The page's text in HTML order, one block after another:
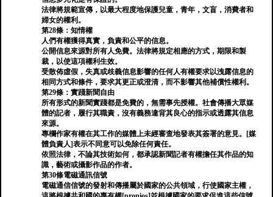
法律將規範宣傳，以最大程度地保護兒童，青年，文盲，消費者和
婦女的權利。
第28條：知情權
人們有權獲得真實，負責和公平的信息。
公開信息來源對所有人免費。法律將規定相應的方式，期限和製
裁，以使這項權利生效。
受散佈虛假，失真或歧義信息影響的任何人有權要求以洩露信息的
相同方式和條件，要求其更正或澄清，而不影響其他補償性權利。
第29條：實踐新聞自由
所有形式的新聞實踐都是免費的，無需事先授權。社會傳播大眾媒
體的記者，履行其職責，沒有義務違背其良心的指示或透露其信息
來源。
專欄作家有權在其工作的媒體上未經審查地發表其簽署的意見。[媒
體負責人]表示不同意可以免除任何責任。
依照法律，不論其技術如何，都承認新聞記者有權擔任其作品的知
識，藝術或攝影作品的作者。
第30條電磁通訊信號
電磁通信信號的發射和傳播屬於國家的公共領域，行使國家主權，